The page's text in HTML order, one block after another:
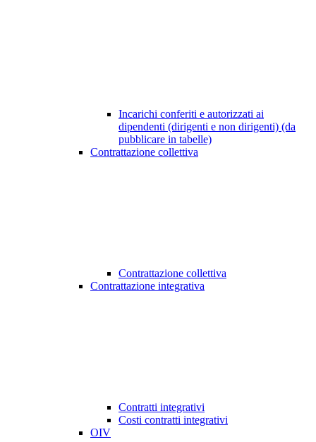
Incarichi conferiti e autorizzati ai
dipendenti (dirigenti e non dirigenti) (da
pubblicare in tabelle)
Contrattazione collettiva
Contrattazione collettiva
Contrattazione integrativa
Contratti integrativi
Costi contratti integrativi
OIV